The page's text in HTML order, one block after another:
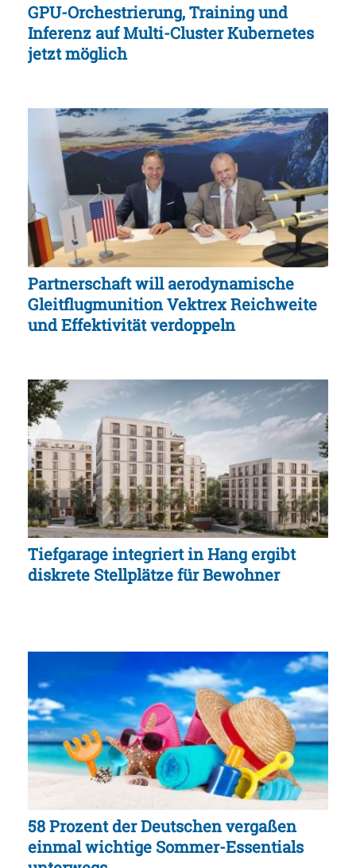
GPU-Orchestrierung, Training und
Inferenz auf Multi-Cluster Kubernetes
jetzt möglich
Partnerschaft will aerodynamische
Gleitflugmunition Vektrex Reichweite
und Effektivität verdoppeln
Tiefgarage integriert in Hang ergibt
diskrete Stellplätze für Bewohner
58 Prozent der Deutschen vergaßen
einmal wichtige Sommer-Essentials